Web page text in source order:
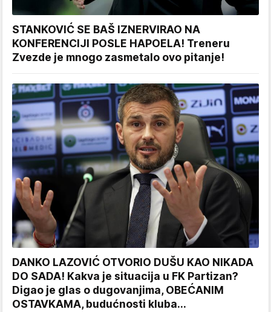
STANKOVIĆ SE BAŠ IZNERVIRAO NA
KONFERENCIJI POSLE HAPOELA! Treneru
Zvezde je mnogo zasmetalo ovo pitanje!
DANKO LAZOVIĆ OTVORIO DUŠU KAO NIKADA
DO SADA! Kakva je situacija u FK Partizan?
Digao je glas o dugovanjima, OBEĆANIM
OSTAVKAMA, budućnosti kluba...